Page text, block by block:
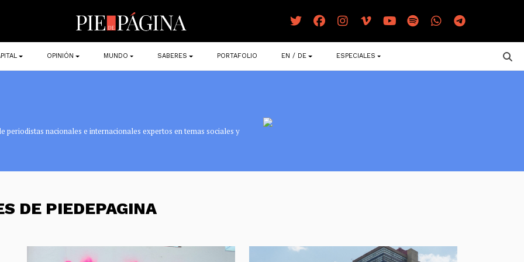
OPINIÓN MUNDO SABERES PORTAFOLIO EN / DE ESPECIALES
nacionales e internacionales expertos en temas sociales y
DE PIEDEPAGINA